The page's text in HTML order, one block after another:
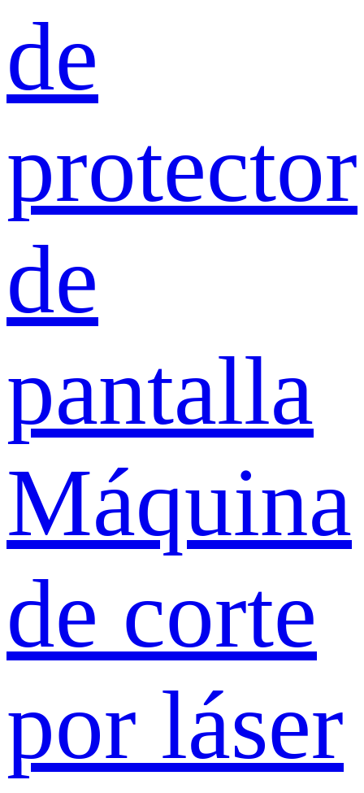
de
protector
de
pantalla
Máquina
de corte
por láser